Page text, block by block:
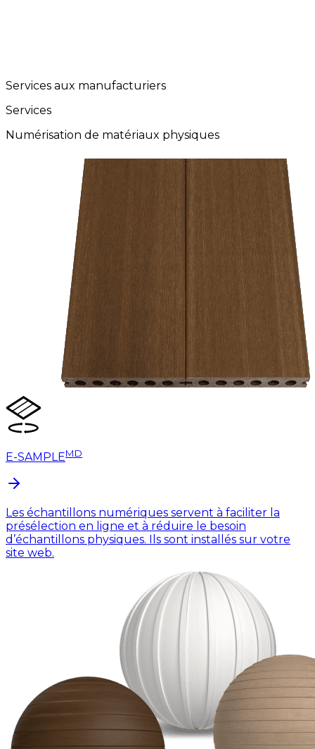
Services aux manufacturiers
Services
Numérisation de matériaux physiques
E-SAMPLEMD
Les échantillons numériques servent à faciliter la
présélection en ligne et à réduire le besoin
d’échantillons physiques. Ils sont installés sur votre
site web.